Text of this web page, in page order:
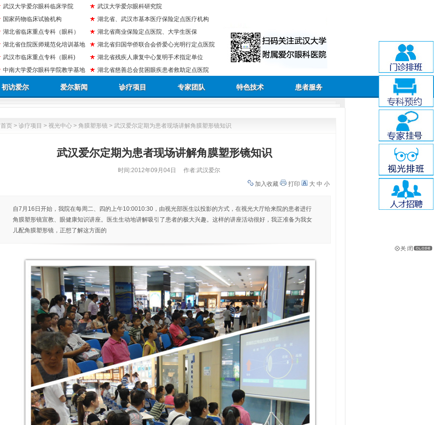
武汉大学爱尔眼科临床学院
国家药物临床试验机构
湖北省临床重点专科（眼科）
湖北省住院医师规范化培训基地
武汉市临床重点专科（眼科)
中南大学爱尔眼科学院教学基地
武汉大学爱尔眼科研究院
湖北省、武汉市基本医疗保险定点医疗机构
湖北省商业保险定点医院、大学生医保
湖北省归国华侨联合会侨爱心光明行定点医院
湖北省残疾人康复中心复明手术指定单位
湖北省慈善总会贫困眼疾患者救助定点医院
初访爱尔 爱尔新闻 诊疗项目 专家团队 特色技术 患者服务
首页 > 诊疗项目 > 视光中心 > 角膜塑形镜 > 武汉爱尔定期为患者现场讲解角膜塑形镜知识
武汉爱尔定期为患者现场讲解角膜塑形镜知识
时间:2012年09月04日
作者:武汉爱尔
加入收藏
打印 大 中 小
自7月16日开始，我院在每周二、四的上午10:0010:30，由视光部医生以投影的方式，在视光大厅给来院的患者进行
角膜塑形镜宣教、眼健康知识讲座。医生生动地讲解吸引了患者的极大兴趣。这样的讲座活动很好，我正准备为我女
儿配角膜塑形镜，正想了解这方面的